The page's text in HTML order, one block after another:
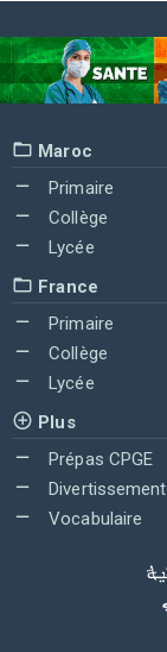
Maroc
Primaire
Collège
Lycée
France
Primaire
Collège
Lycée
Plus
Prépas CPGE
Divertissement
Vocabulaire